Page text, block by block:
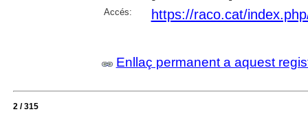
Accés: https://raco.cat/
Enllaç permanent a aquest
2 / 315